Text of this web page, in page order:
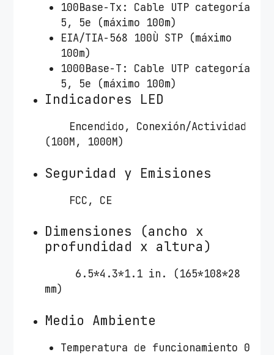
100Base-Tx: Cable UTP categoría
5, 5e (máximo 100m)
EIA/TIA-568 100Ù STP (máximo
100m)
1000Base-T: Cable UTP categoría
5, 5e (máximo 100m)
Indicadores LED
Encendido, Conexión/Actividad
(100M, 1000M)
Seguridad y Emisiones
FCC, CE
Dimensiones (ancho x
profundidad x altura)
6.5*4.3*1.1 in. (165*108*28
mm)
Medio Ambiente
Temperatura de funcionamiento 0